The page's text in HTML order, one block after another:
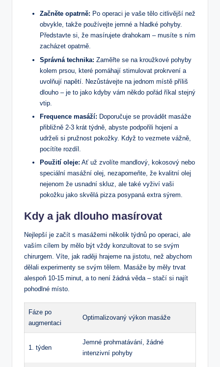
Začněte opatrně: Po operaci je vaše tělo citlivější než
obvykle, takže používejte jemné a hladké pohyby.
Představte si, že masírujete drahokam – musíte s ním
zacházet opatrně.
Správná technika: Zaměřte se na kroužkové pohyby
kolem prsou, které pomáhají stimulovat prokrvení a
uvolňují napětí. Nezůstávejte na jednom místě příliš
dlouho – je to jako kdyby vám někdo pořád říkal stejný
vtip.
Frequence masáží: Doporučuje se provádět masáže
přibližně 2-3 krát týdně, abyste podpořili hojení a
udrželi si pružnost pokožky. Když to vezmete vážně,
pocítíte rozdíl.
Použití oleje: Ať už zvolíte mandlový, kokosový nebo
speciální masážní olej, nezapomeňte, že kvalitní olej
nejenom že usnadní skluz, ale také vyživí vaši
pokožku jako skvělá pizza posypaná extra sýrem.
Kdy a jak dlouho masírovat
Nejlepší je začít s masážemi několik týdnů po operaci, ale
vaším cílem by mělo být vždy konzultovat to se svým
chirurgem. Víte, jak raději hrajeme na jistotu, než abychom
dělali experimenty se svým tělem. Masáže by měly trvat
alespoň 10-15 minut, a to není žádná věda – stačí si najít
pohodlné místo.
Fáze po
augmentaci
Optimalizovaný výkon masáže
1. týden
Jemné prohmatávání, žádné
intenzivní pohyby